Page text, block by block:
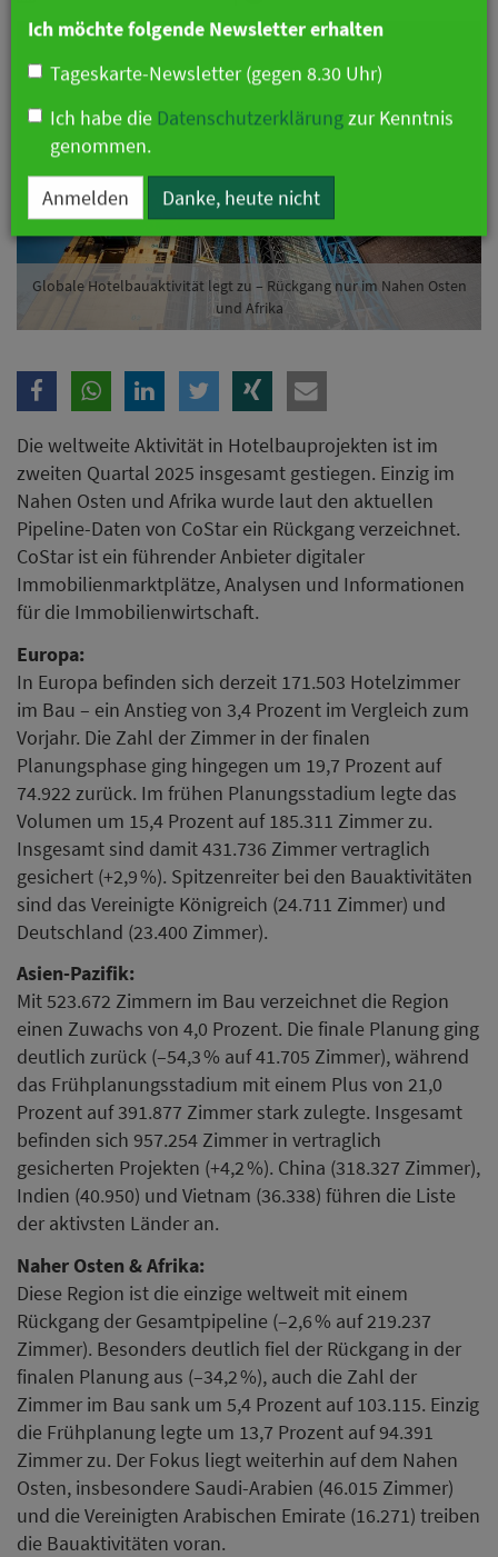
Globale Hotelbauaktivität legt zu – Rückgang nur im Nahen Osten
und Afrika
Die weltweite Aktivität in Hotelbauprojekten ist im
zweiten Quartal 2025 insgesamt gestiegen. Einzig im
Nahen Osten und Afrika wurde laut den aktuellen
Pipeline-Daten von CoStar ein Rückgang verzeichnet.
CoStar ist ein führender Anbieter digitaler
Immobilienmarktplätze, Analysen und Informationen
für die Immobilienwirtschaft.
Europa:
In Europa befinden sich derzeit 171.503 Hotelzimmer
im Bau – ein Anstieg von 3,4 Prozent im Vergleich zum
Vorjahr. Die Zahl der Zimmer in der finalen
Planungsphase ging hingegen um 19,7 Prozent auf
74.922 zurück. Im frühen Planungsstadium legte das
Volumen um 15,4 Prozent auf 185.311 Zimmer zu.
Insgesamt sind damit 431.736 Zimmer vertraglich
gesichert (+2,9 %). Spitzenreiter bei den Bauaktivitäten
sind das Vereinigte Königreich (24.711 Zimmer) und
Deutschland (23.400 Zimmer).
Asien-Pazifik:
Mit 523.672 Zimmern im Bau verzeichnet die Region
einen Zuwachs von 4,0 Prozent. Die finale Planung ging
deutlich zurück (–54,3 % auf 41.705 Zimmer), während
das Frühplanungsstadium mit einem Plus von 21,0
Prozent auf 391.877 Zimmer stark zulegte. Insgesamt
befinden sich 957.254 Zimmer in vertraglich
gesicherten Projekten (+4,2 %). China (318.327 Zimmer),
Indien (40.950) und Vietnam (36.338) führen die Liste
der aktivsten Länder an.
Naher Osten & Afrika:
Diese Region ist die einzige weltweit mit einem
Rückgang der Gesamtpipeline (–2,6 % auf 219.237
Zimmer). Besonders deutlich fiel der Rückgang in der
finalen Planung aus (–34,2 %), auch die Zahl der
Zimmer im Bau sank um 5,4 Prozent auf 103.115. Einzig
die Frühplanung legte um 13,7 Prozent auf 94.391
Zimmer zu. Der Fokus liegt weiterhin auf dem Nahen
Osten, insbesondere Saudi-Arabien (46.015 Zimmer)
und die Vereinigten Arabischen Emirate (16.271) treiben
die Bauaktivitäten voran.
Ich möchte folgende Newsletter erhalten
Tageskarte-Newsletter (gegen 8.30 Uhr)
Ich habe die
Datenschutzerklärung
genommen.
Danke, heute nicht